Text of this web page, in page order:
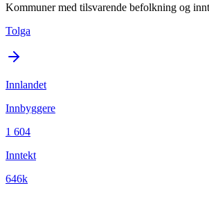
Kommuner med tilsvarende befolkning og
Tolga
Innlandet
Innbyggere
1 604
Inntekt
646k